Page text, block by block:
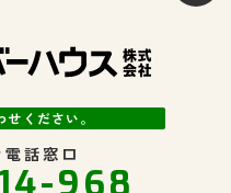
ください。
話窓口